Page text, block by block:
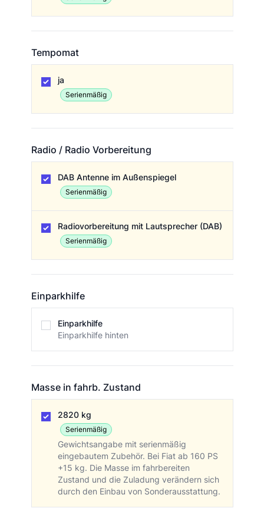
Tempomat
ja
Serienmäßig
Radio / Radio Vorbereitung
DAB Antenne im Außenspiegel
Serienmäßig
Radiovorbereitung mit Lautsprecher (DAB)
Serienmäßig
Einparkhilfe
Einparkhilfe
Einparkhilfe hinten
Masse in fahrb. Zustand
2820 kg
Serienmäßig
Gewichtsangabe mit serienmäßig
eingebautem Zubehör. Bei Fiat ab 160 PS
+15 kg. Die Masse im fahrbereiten
Zustand und die Zuladung verändern sich
durch den Einbau von Sonderausstattung.